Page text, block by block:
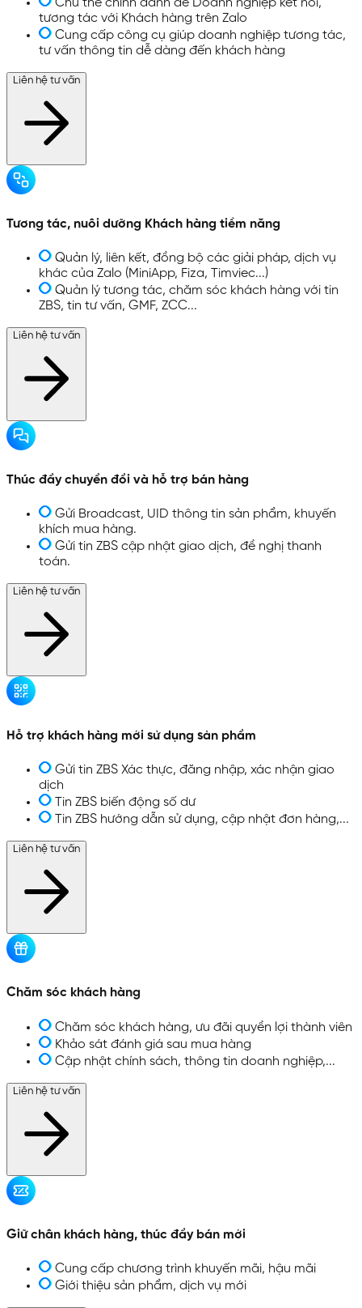
Chủ thể chính danh để Doanh nghiệp kết nối,
tương tác với Khách hàng trên Zalo
Cung cấp công cụ giúp doanh nghiệp tương tác,
tư vấn thông tin dễ dàng đến khách hàng
Liên hệ tư vấn
Tương tác, nuôi dưỡng Khách hàng tiềm năng
Quản lý, liên kết, đồng bộ các giải pháp, dịch vụ
khác của Zalo (MiniApp, Fiza, Timviec...)
Quản lý tương tác, chăm sóc khách hàng với tin
ZBS, tin tư vấn, GMF, ZCC...
Liên hệ tư vấn
Thúc đẩy chuyển đổi và hỗ trợ bán hàng
Gửi Broadcast, UID thông tin sản phẩm, khuyến
khích mua hàng.
Gửi tin ZBS cập nhật giao dịch, đề nghị thanh
toán.
Liên hệ tư vấn
Hỗ trợ khách hàng mới sử dụng sản phẩm
Gửi tin ZBS Xác thực, đăng nhập, xác nhận giao
dịch
Tin ZBS biến động số dư
Tin ZBS hướng dẫn sử dụng, cập nhật đơn hàng,...
Liên hệ tư vấn
Chăm sóc khách hàng
Chăm sóc khách hàng, ưu đãi quyền lợi thành viên
Khảo sát đánh giá sau mua hàng
Cập nhật chính sách, thông tin doanh nghiệp,...
Liên hệ tư vấn
Giữ chân khách hàng, thúc đẩy bán mới
Cung cấp chương trình khuyến mãi, hậu mãi
Giới thiệu sản phẩm, dịch vụ mới